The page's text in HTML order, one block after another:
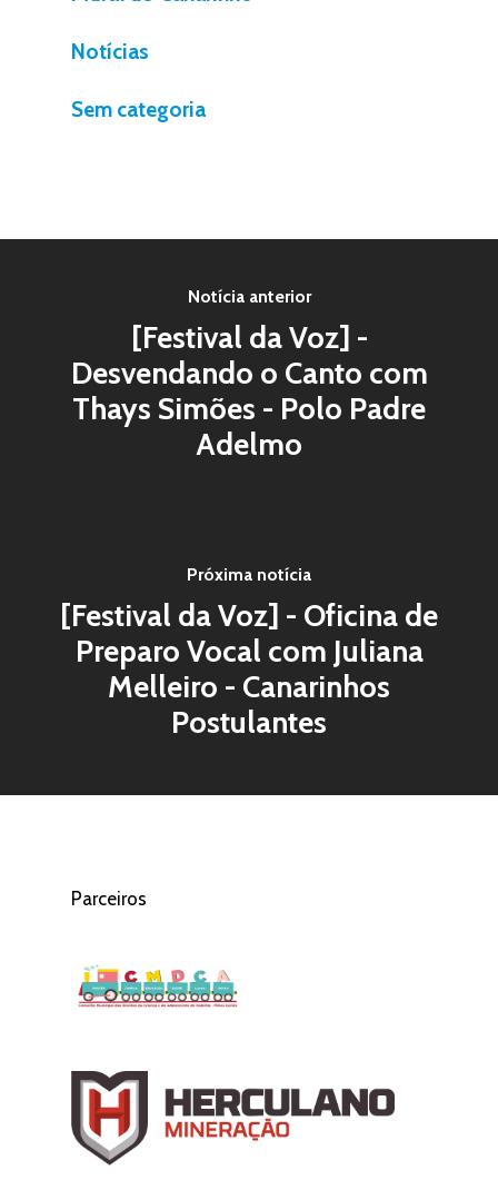
Notícias
Sem categoria
Notícia anterior
[Festival da Voz] -
Desvendando o Canto com
Thays Simões - Polo Padre
Adelmo
Próxima notícia
[Festival da Voz] - Oficina de
Preparo Vocal com Juliana
Melleiro - Canarinhos
Postulantes
Parceiros